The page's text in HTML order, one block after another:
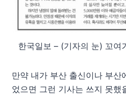
한국일보 – (기자의 눈) 꼬여
만약 내가 부산 출신이나 부산
었으면 그런 기사는 쓰지 못했